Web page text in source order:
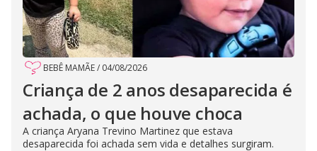
BEBÊ MAMÃE/ 04/08/2026
Criança de 2 anos desaparecida é
achada, o que houve choca
A criança Aryana Trevino Martinez que estava
desaparecida foi achada sem vida e detalhes surgiram.